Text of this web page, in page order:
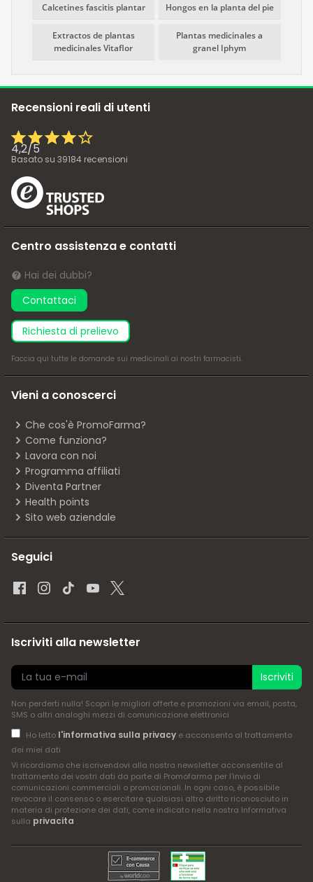
Calcetines fascitis plantar Hongos en la planta del pie
Extractos de plantas
medicinales Vitaflor
Plantas medicinales a
granel Iphym
Recensioni reali di utenti
4,2/5
Basato su 39184 recensioni
Centro assistenza e contatti
Hai dei dubbi?
Contattaci
richiesta di prelievo
Faccia qui tutte le domande sui medicinali ai nostri farmacisti.
Vieni a conoscerci
Che cos'è PromoFarma?
Come funziona?
Lavora con noi
Programma affiliati
Diventa Partner
Health points
Sito web aziendale
Seguici
Iscriviti alla newsletter
Iscriviti
Non perderti nulla! Scopri le migliori offerte e promozioni via email, posta,
SMS o altri analoghi mezzi di comunicazione elettronici
Ho letto l'informativa sulla privacye acconsento al trattamento
dei miei dati
Vi ricordiamo che iscrivendovi alla nostra newsletter acconsentite al
trattamento dei vostri dati da parte di Promofarma per l'invio di
comunicazioni commerciali o promozionali. In ogni caso, è possibile
revocare il consenso o esercitare qualsiasi altro diritto riconosciuto in
materia di protezione dei dati, come indicato nella nostra Informativa
sulla privacita .